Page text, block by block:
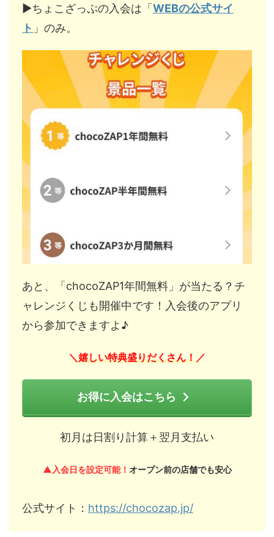
▶︎ちょこざっぷの入会は「 WEBの公式サイ
ト 」のみ。
あと、「chocoZAP1年間無料」が当たる？チ
ャレンジくじも開催中です！入会後のアプリ
から参加できますよ♪
＼ 嬉しい特典盛りだくさん！ ／
お得に入会はこちら
初月は日割り計算＋翌月支払い
▲入会日を設定可能！ オープン前の店舗でも安心
公式サイト： https://chocozap.jp/